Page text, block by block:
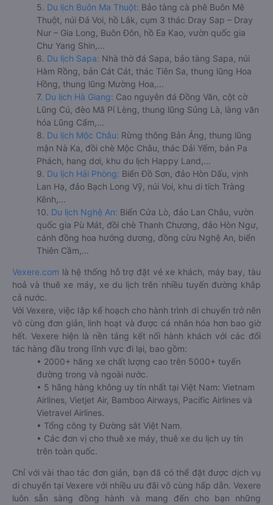
5. Du lịch Buôn Ma Thuột: Bảo tàng cà phê Buôn Mê
Thuột, núi Đá Voi, hồ Lắk, cụm 3 thác Dray Sap – Dray
Nur – Gia Long, Buôn Đôn, hồ Ea Kao, vườn quốc gia
Chư Yang Shin,...
6. Du lịch Sapa: Nhà thờ đá Sapa, bảo tàng Sapa, núi
Hàm Rồng, bản Cát Cát, thác Tiên Sa, thung lũng Hoa
Hồng, thung lũng Mường Hoa,...
7. Du lịch Hà Giang: Cao nguyên đá Đồng Văn, cột cờ
Lũng Cú, đèo Mã Pí Lèng, thung lũng Sủng Là, làng văn
hóa Lũng Cẩm,...
8. Du lịch Mộc Châu: Rừng thông Bản Áng, thung lũng
mận Nà Ka, đồi chè Mộc Châu, thác Dải Yếm, bản Pa
Phách, hang dơi, khu du lịch Happy Land,...
9. Du lịch Hải Phòng: Biển Đồ Sơn, đảo Hòn Dấu, vịnh
Lan Hạ, đảo Bạch Long Vỹ, núi Voi, khu di tích Tràng
Kênh,...
10. Du lịch Nghệ An: Biển Cửa Lò, đảo Lan Châu, vườn
quốc gia Pù Mát, đồi chè Thanh Chương, đảo Hòn Ngư,
cánh đồng hoa hướng dương, đồng cừu Nghệ An, biển
Thiên Cầm,...
Vexere.com là hệ thống hỗ trợ đặt vé xe khách, máy bay, tàu
hoả và thuê xe máy, xe du lịch trên nhiều tuyến đường khắp
cả nước.
Với Vexere, việc lập kế hoạch cho hành trình di chuyển trở nên
vô cùng đơn giản, linh hoạt và được cá nhân hóa hơn bao giờ
hết. Vexere hiện là nền tảng kết nối hành khách với các đối
tác hàng đầu trong lĩnh vực đi lại, bao gồm:
• 2000+ hãng xe chất lượng cao trên 5000+ tuyến
đường trong và ngoài nước.
• 5 hãng hàng không uy tín nhất tại Việt Nam: Vietnam
Airlines, Vietjet Air, Bamboo Airways, Pacific Airlines và
Vietravel Airlines.
• Tổng công ty Đường sắt Việt Nam.
• Các đơn vị cho thuê xe máy, thuê xe du lịch uy tín
trên toàn quốc.
Chỉ với vài thao tác đơn giản, bạn đã có thể đặt được dịch vụ
di chuyển tại Vexere với nhiều ưu đãi vô cùng hấp dẫn. Vexere
luôn sẵn sàng đồng hành và mang đến cho bạn những